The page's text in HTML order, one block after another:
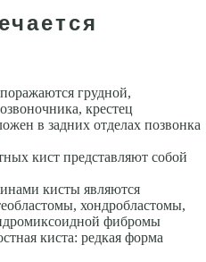
грудной,
крестец
в задних отделах позвонка
кист представляют собой
кисты являются
хондробластомы,
фибромы
киста: редкая форма